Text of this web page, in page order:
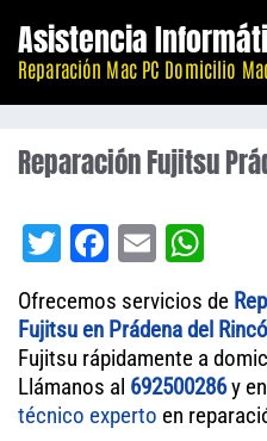
contenido
Asistencia
Reparación Mac PC Domicilio
Reparación Fujitsu
T
tt
er
Fa
bo
ok
E
m
ail
ha
ts
A
pp
Ofrecemos servicios de
Fujitsu en Prádena del
Fujitsu rápidamente a
Llámanos al 692500286y
técnico experto en